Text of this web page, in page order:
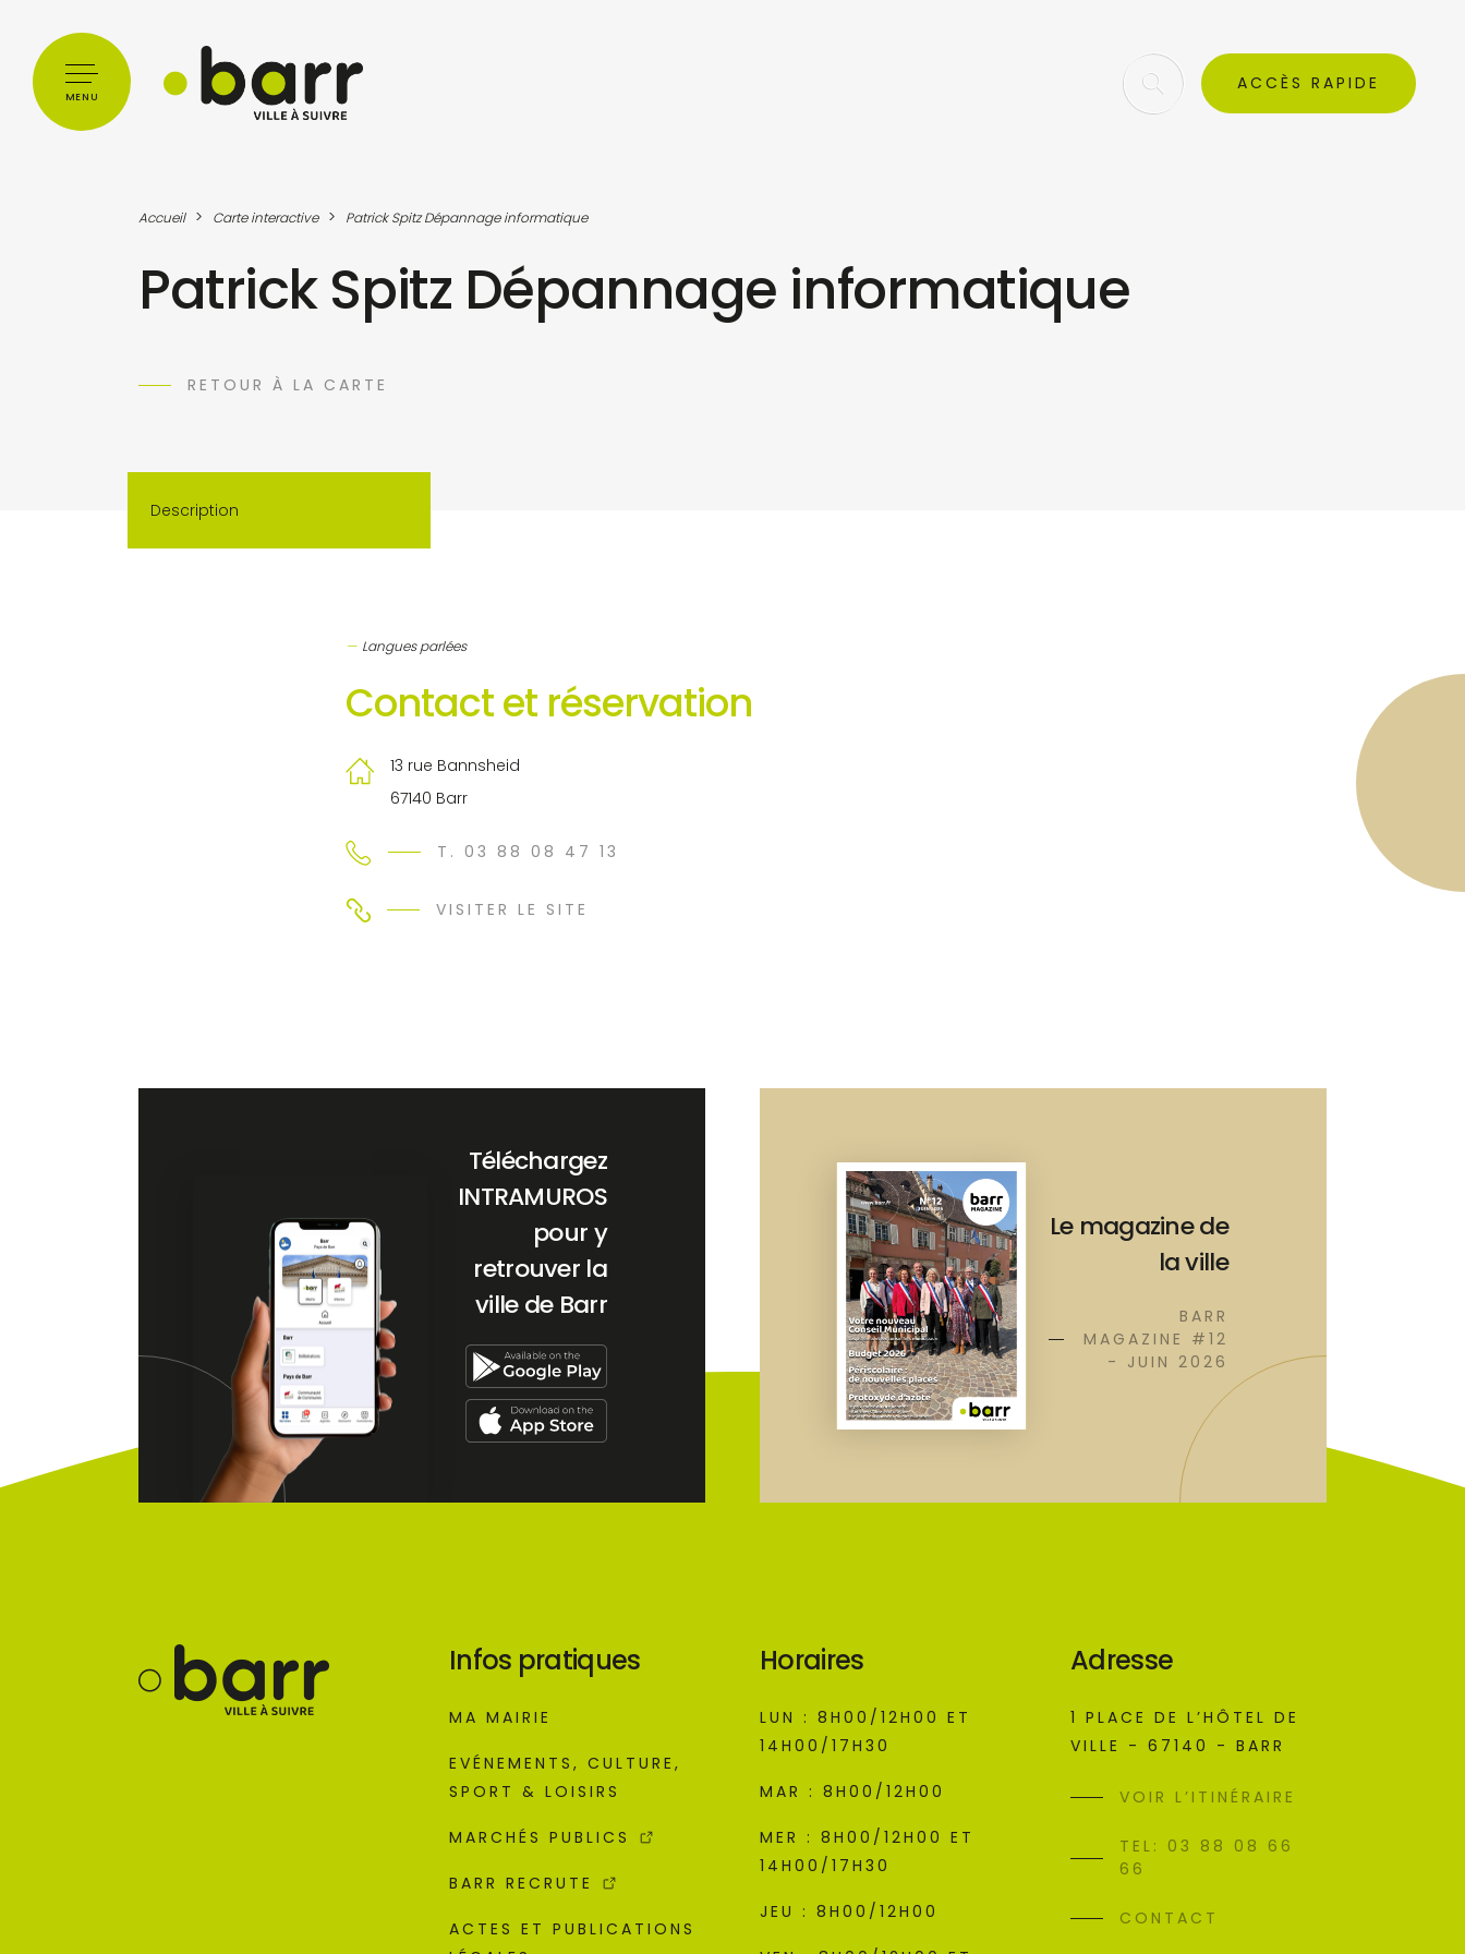
MENU
ACCÈS RAPIDE
Accueil > Carte interactive > Patrick Spitz Dépannage informatique
Patrick Spitz Dépannage informatique
RETOUR À LA CARTE
Description
Langues parlées
Contact et réservation
13 rue Bannsheid
67140 Barr
T. 03 88 08 47 13
VISITER LE SITE
Téléchargez
INTRAMUROS
pour y
retrouver la
ville de Barr
Le magazine de
la ville
BARR
MAGAZINE #12
- JUIN 2026
Infos pratiques
MA MAIRIE
EVÉNEMENTS, CULTURE,
SPORT & LOISIRS
MARCHÉS PUBLICS
BARR RECRUTE
ACTES ET PUBLICATIONS
Horaires
LUN : 8H00/12H00 ET
14H00/17H30
MAR : 8H00/12H00
MER : 8H00/12H00 ET
14H00/17H30
JEU : 8H00/12H00
Adresse
1 PLACE DE L’HÔTEL DE
VILLE - 67140 - BARR
VOIR L’ITINÉRAIRE
TEL: 03 88 08 66
66
CONTACT